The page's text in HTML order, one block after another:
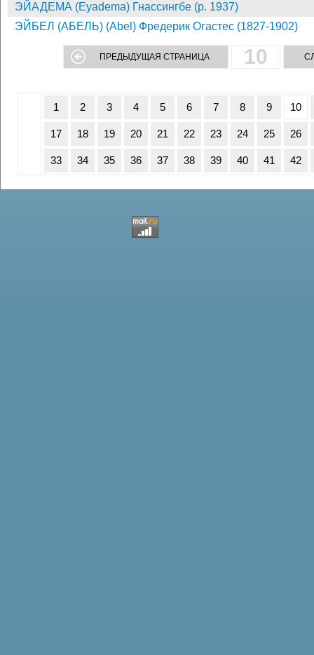
ЭЙАДЕМА (Eyadema) Гнассингбе (р. 1937)
ЭЙБЕЛ (АБЕЛЬ) (Abel) Фредерик Огастес (1827-1902)
ПРЕДЫДУЩАЯ СТРАНИЦА 10
1 2 3 4 5 6 7 8 9 10
17 18 19 20 21 22 23 24 25 26
33 34 35 36 37 38 39 40 41 42